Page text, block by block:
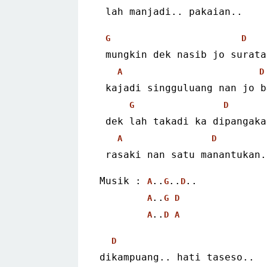
lah manjadi.. pakaian..
G D
mungkin dek nasib jo
A D
kajadi singguluang nan jo
G D
dek lah takadi ka
A D
rasaki nan satu
Musik : A.. G.. D..
A.. G
D
A.. D A
D
dikampuang.. hati taseso..